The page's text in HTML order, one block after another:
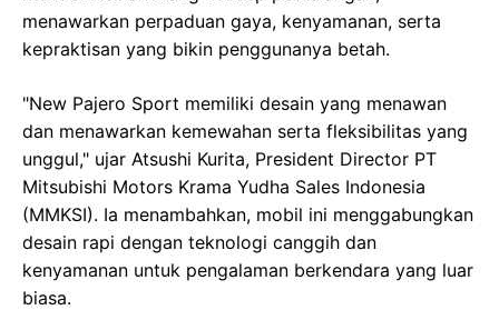
menawarkan perpaduan gaya, kenyamanan, serta
kepraktisan yang bikin penggunanya betah.
"New Pajero Sport memiliki desain yang menawan
dan menawarkan kemewahan serta fleksibilitas yang
unggul," ujar Atsushi Kurita, President Director PT
Mitsubishi Motors Krama Yudha Sales Indonesia
(MMKSI). Ia menambahkan, mobil ini menggabungkan
desain rapi dengan teknologi canggih dan
kenyamanan untuk pengalaman berkendara yang luar
biasa.